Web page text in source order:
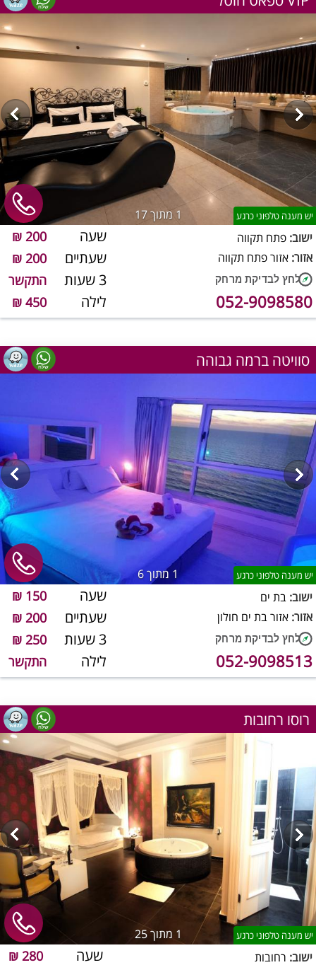
1 מתוך 17 יש מענה טלפוני כרגע
שעה 200 ₪
שעתיים 200 ₪
3 שעות התקשר
לילה 450 ₪
ישוב: פתח תקווה
אזור: אזור פתח תקווה
052-9098580
סוויטה ברמה גבוהה
1 מתוך 6 יש מענה טלפוני כרגע
שעה 150 ₪
שעתיים 200 ₪
3 שעות 250 ₪
לילה התקשר
ישוב: בת ים
אזור: אזור בת ים חולון
052-9098513
רוסו רחובות
1 מתוך 25 יש מענה טלפוני כרגע
שעה 280 ₪ ישוב: רחובות